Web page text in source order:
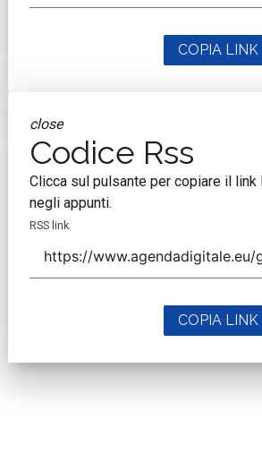
COPIA LINK
close
Codice Rss
Clicca sul pulsante per copiare il link
negli appunti.
RSS link
COPIA LINK